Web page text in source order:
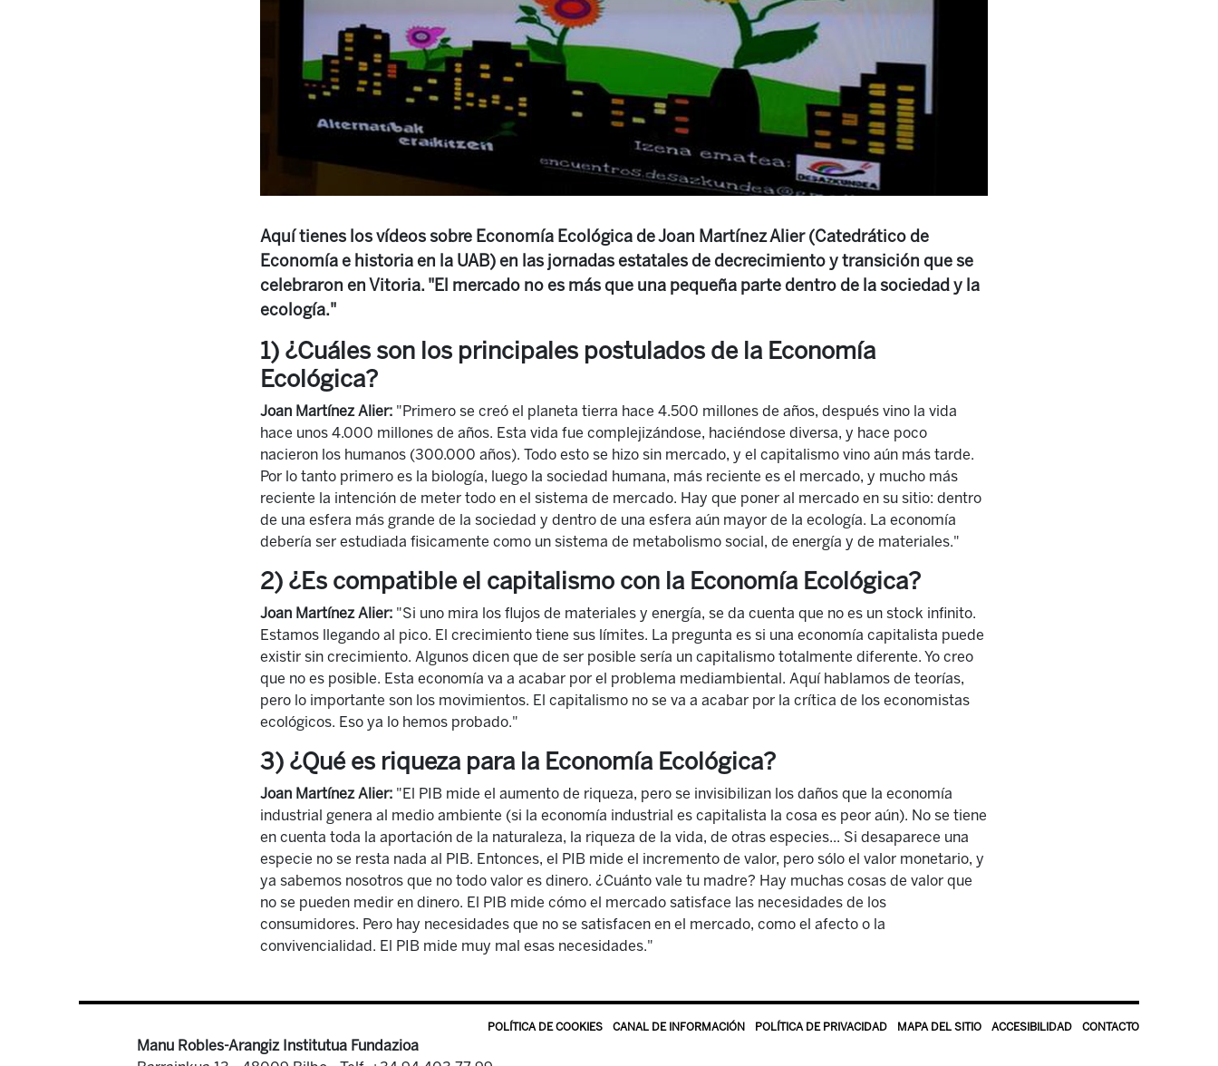
Aquí tienes los vídeos sobre Economía Ecológica de Joan Martínez Alier (Catedrático de
Economía e historia en la UAB) en las jornadas estatales de decrecimiento y transición que se
celebraron en Vitoria. "El mercado no es más que una pequeña parte dentro de la sociedad y la
ecología."
1) ¿Cuáles son los principales postulados de la Economía
Ecológica?
Joan Martínez Alier: "Primero se creó el planeta tierra hace 4.500 millones de años, después vino la vida
hace unos 4.000 millones de años. Esta vida fue complejizándose, haciéndose diversa, y hace poco
nacieron los humanos (300.000 años). Todo esto se hizo sin mercado, y el capitalismo vino aún más tarde.
Por lo tanto primero es la biología, luego la sociedad humana, más reciente es el mercado, y mucho más
reciente la intención de meter todo en el sistema de mercado. Hay que poner al mercado en su sitio: dentro
de una esfera más grande de la sociedad y dentro de una esfera aún mayor de la ecología. La economía
debería ser estudiada fisicamente como un sistema de metabolismo social, de energía y de materiales."
2) ¿Es compatible el capitalismo con la Economía Ecológica?
Joan Martínez Alier: "Si uno mira los flujos de materiales y energía, se da cuenta que no es un stock infinito.
Estamos llegando al pico. El crecimiento tiene sus límites. La pregunta es si una economía capitalista puede
existir sin crecimiento. Algunos dicen que de ser posible sería un capitalismo totalmente diferente. Yo creo
que no es posible. Esta economía va a acabar por el problema mediambiental. Aquí hablamos de teorías,
pero lo importante son los movimientos. El capitalismo no se va a acabar por la crítica de los economistas
ecológicos. Eso ya lo hemos probado."
3) ¿Qué es riqueza para la Economía Ecológica?
Joan Martínez Alier: "El PIB mide el aumento de riqueza, pero se invisibilizan los daños que la economía
industrial genera al medio ambiente (si la economía industrial es capitalista la cosa es peor aún). No se tiene
en cuenta toda la aportación de la naturaleza, la riqueza de la vida, de otras especies... Si desaparece una
especie no se resta nada al PIB. Entonces, el PIB mide el incremento de valor, pero sólo el valor monetario, y
ya sabemos nosotros que no todo valor es dinero. ¿Cuánto vale tu madre? Hay muchas cosas de valor que
no se pueden medir en dinero. El PIB mide cómo el mercado satisface las necesidades de los
consumidores. Pero hay necesidades que no se satisfacen en el mercado, como el afecto o la
convivencialidad. El PIB mide muy mal esas necesidades."
POLÍTICA DE COOKIES CANAL DE INFORMACIÓN POLÍTICA DE PRIVACIDAD MAPA DEL SITIO ACCESIBILIDAD CONTACTO
Manu Robles-Arangiz Institutua Fundazioa